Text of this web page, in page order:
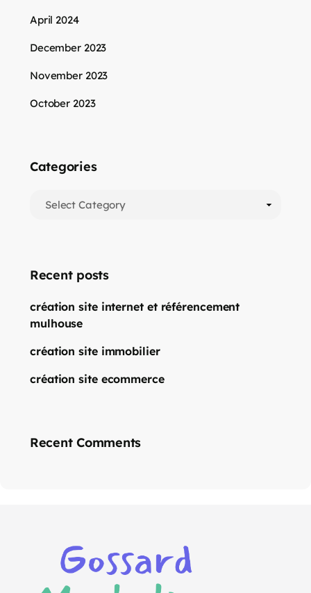
April 2024
December 2023
November 2023
October 2023
Categories
Recent posts
création site internet et référencement
mulhouse
création site immobilier
création site ecommerce
Recent Comments